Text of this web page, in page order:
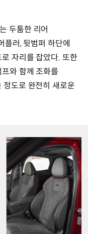
두툼한 리어
러, 뒷범퍼 하단에
자리를 잡았다. 또한
와 함께 조화를
도로 완전히 새로운